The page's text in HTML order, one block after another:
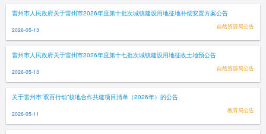
雷州市人民政府关于雷州市2026年度第十批次城镇建设用地征地补偿安置方案公告
2026-05-13 自然资源局公告
雷州市人民政府关于雷州市2026年度第十七批次城镇建设用地征收土地预公告
2026-05-13 自然资源局公告
关于雷州市“双百行动”校地合作共建项目清单（2026年）的公告
2026-05-11 教育局公告